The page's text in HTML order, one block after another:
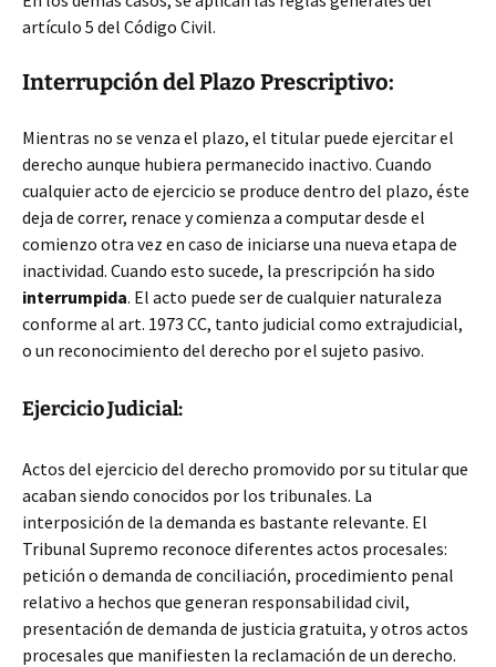
artículo 5 del Código Civil.
Interrupción del Plazo Prescriptivo:
Mientras no se venza el plazo, el titular puede ejercitar el
derecho aunque hubiera permanecido inactivo. Cuando
cualquier acto de ejercicio se produce dentro del plazo, éste
deja de correr, renace y comienza a computar desde el
comienzo otra vez en caso de iniciarse una nueva etapa de
inactividad. Cuando esto sucede, la prescripción ha sido
interrumpida. El acto puede ser de cualquier naturaleza
conforme al art. 1973 CC, tanto judicial como extrajudicial,
o un reconocimiento del derecho por el sujeto pasivo.
Ejercicio Judicial:
Actos del ejercicio del derecho promovido por su titular que
acaban siendo conocidos por los tribunales. La
interposición de la demanda es bastante relevante. El
Tribunal Supremo reconoce diferentes actos procesales:
petición o demanda de conciliación, procedimiento penal
relativo a hechos que generan responsabilidad civil,
presentación de demanda de justicia gratuita, y otros actos
procesales que manifiesten la reclamación de un derecho.